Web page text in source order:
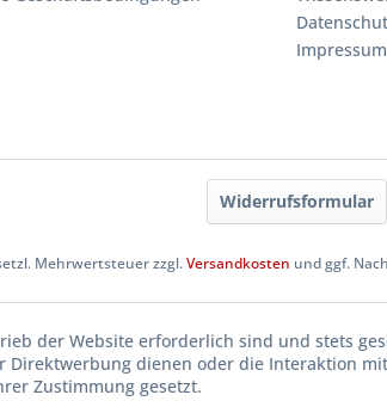
Impressum
Widerrufsformular
Mehrwertsteuer zzgl.Versandkosten und ggf.
der Website erforderlich sind und stets
dienen oder die Interaktion
Zustimmung gesetzt.